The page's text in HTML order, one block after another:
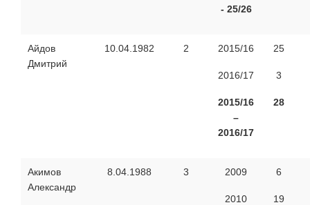
- 25/26
Айдов
Дмитрий
10.04.1982 2 2015/16
2016/17
2015/16
–
2016/17
25
3
28
Акимов
Александр
8.04.1988 3 2009
2010
6
19